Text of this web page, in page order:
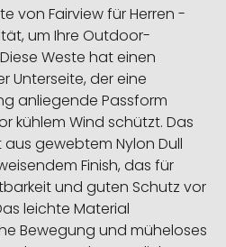
von Fairview für Herren -
um Ihre Outdoor-
Weste hat einen
Unterseite, der eine
anliegende Passform
kühlem Wind schützt. Das
gewebtem Nylon Dull
Finish, das für
und guten Schutz vor
leichte Material
Bewegung und müheloses